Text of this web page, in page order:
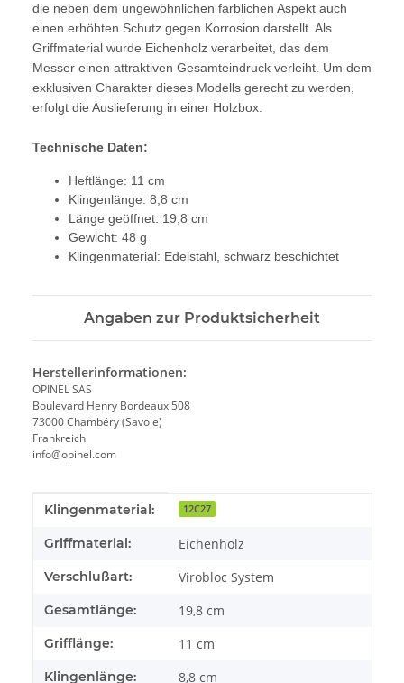
die neben dem ungewöhnlichen farblichen Aspekt auch
einen erhöhten Schutz gegen Korrosion darstellt. Als
Griffmaterial wurde Eichenholz verarbeitet, das dem
Messer einen attraktiven Gesamteindruck verleiht. Um dem
exklusiven Charakter dieses Modells gerecht zu werden,
erfolgt die Auslieferung in einer Holzbox.
Technische Daten:
Heftlänge: 11 cm
Klingenlänge: 8,8 cm
Länge geöffnet: 19,8 cm
Gewicht: 48 g
Klingenmaterial: Edelstahl, schwarz beschichtet
Angaben zur Produktsicherheit
Herstellerinformationen:
OPINEL SAS
Boulevard Henry Bordeaux 508
73000 Chambéry (Savoie)
Frankreich
info@opinel.com
Produkteigenschaft
Wert
Klingenmaterial: 12C27
Griffmaterial: Eichenholz
Verschlußart: Virobloc System
Gesamtlänge: 19,8 cm
Grifflänge: 11 cm
Klingenlänge: 8,8 cm